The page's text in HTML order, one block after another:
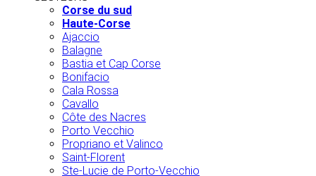
Corse du sud
Haute-Corse
Ajaccio
Balagne
Bastia et Cap Corse
Bonifacio
Cala Rossa
Cavallo
Côte des Nacres
Porto Vecchio
Propriano et Valinco
Saint-Florent
Ste-Lucie de Porto-Vecchio